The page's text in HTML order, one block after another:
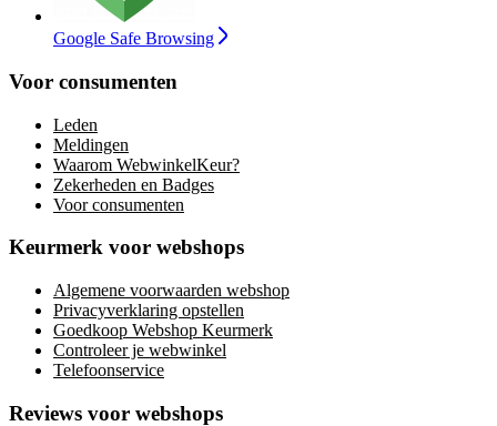
Google Safe Browsing
Voor consumenten
Leden
Meldingen
Waarom WebwinkelKeur?
Zekerheden en Badges
Voor consumenten
Keurmerk voor webshops
Algemene voorwaarden webshop
Privacyverklaring opstellen
Goedkoop Webshop Keurmerk
Controleer je webwinkel
Telefoonservice
Reviews voor webshops